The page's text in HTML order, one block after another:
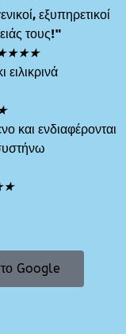
εξυπηρετικοί
τους!"
και ενδιαφέρονται
Google